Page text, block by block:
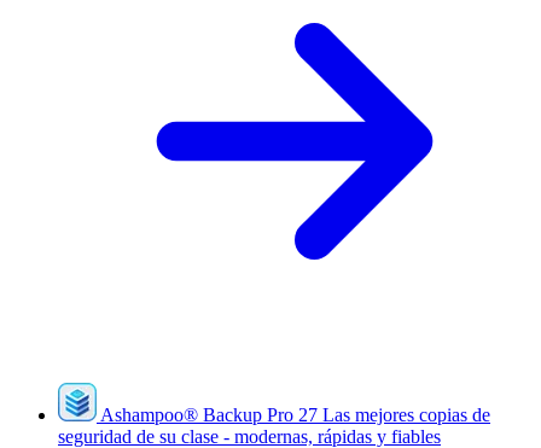
Ashampoo® Backup Pro 27 Las mejores copias de
seguridad de su clase - modernas, rápidas y fiables